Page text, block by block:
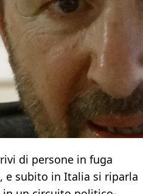
di persone in fuga
e subito in Italia si riparla